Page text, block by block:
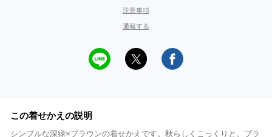
注意事項
通報する
この着せかえの説明
シンプルな深緑×ブラウンの着せかえです。秋らしくこっくりと。ブラ